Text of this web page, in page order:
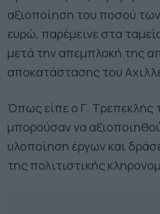
αξιοποίηση του ποσού
ευρώ, παρέμεινε στα
μετά την απεμπλοκή της
αποκατάστασης του
Όπως είπε ο Γ. Τρεπεκλής
μπορούσαν να
υλοποίηση έργων και
της πολιτιστικής